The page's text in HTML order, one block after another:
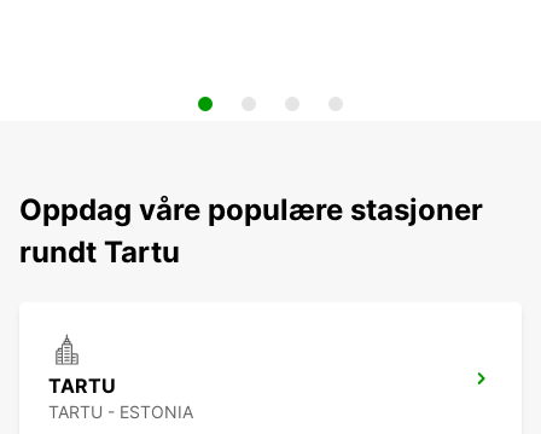
Oppdag våre populære stasjoner
rundt Tartu
TARTU
TARTU - ESTONIA